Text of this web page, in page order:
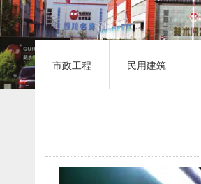
市政工程 民用建筑